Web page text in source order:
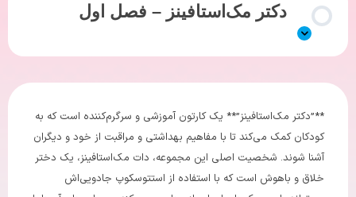
دکتر مک‌استافینز – فصل اول
**”دکتر مک‌استافینز”** یک کارتون آموزشی و سرگرم‌کننده است که به
کودکان کمک می‌کند تا با مفاهیم بهداشتی و مراقبت از خود و دیگران
آشنا شوند. شخصیت اصلی این مجموعه، دات مک‌استافینز، یک دختر
خلاق و باهوش است که با استفاده از استتوسکوپ جادویی‌اش